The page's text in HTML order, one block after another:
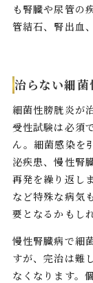
も腎臓や尿管の
管結石、腎出血
治らない細菌
細菌性膀胱炎が
受性試験は必須
ん。細菌感染を
泌疾患、慢性腎
再発を繰り返し
など特殊な病気
要となるかもし
慢性腎臓病で細
すが、完治は難
なくなります。